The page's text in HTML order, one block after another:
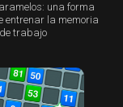
una forma
entrenar la memoria
de trabajo